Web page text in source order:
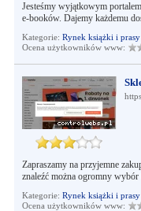
Jesteśmy wyjątkowym
e-booków. Dajemy każdemu
Kategorie: Rynek książki i prasy
Ocena użytkowników www:
Zapraszamy na przyjemne
znaleźć można ogromny
Kategorie: Rynek książki i prasy
Ocena użytkowników www: